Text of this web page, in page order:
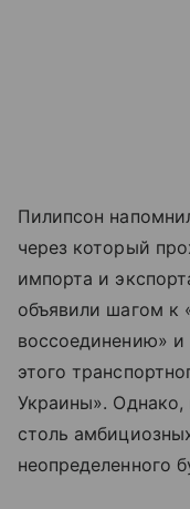
Пилипсон
через который
импорта и
объявили шагом к
воссоединению» и
этого
Украины». Однако,
столь
неопределенного